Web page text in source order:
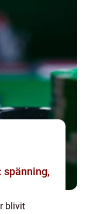
spänning,
blivit